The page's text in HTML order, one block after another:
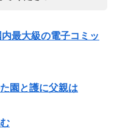
最大級の電子コミッ
園と護に父親は